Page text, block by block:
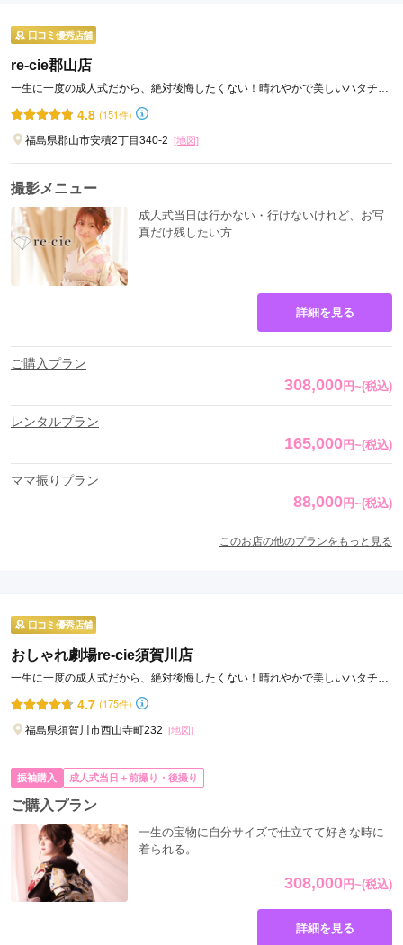
口コミ優秀店舗
re-cie郡山店
一生に一度の成人式だから、絶対後悔したくない！晴れやかで美しいハタチを
4.8 (151件)
福島県郡山市安積2丁目340-2 [地図]
撮影メニュー
成人式当日は行かない・行けないけれど、お写
真だけ残したい方
詳細を見る
ご購入プラン
308,000円~(税込)
レンタルプラン
165,000円~(税込)
ママ振りプラン
88,000円~(税込)
このお店の他のプランをもっと見る
口コミ優秀店舗
おしゃれ劇場re-cie須賀川店
一生に一度の成人式だから、絶対後悔したくない！晴れやかで美しいハタチを
4.7 (175件)
福島県須賀川市西山寺町232 [地図]
振袖購入 成人式当日＋前撮り・後撮り
ご購入プラン
308,000円~(税込)
一生の宝物に自分サイズで仕立てて好きな時に
着られる。
詳細を見る